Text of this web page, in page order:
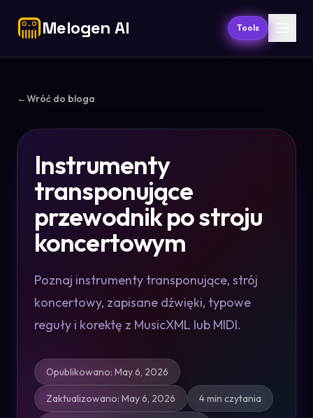
Melogen AI Tools
←Wróć do bloga
Instrumenty
transponujące
przewodnik po stroju
koncertowym
Poznaj instrumenty transponujące, strój
koncertowy, zapisane dźwięki, typowe
reguły i korektę z MusicXML lub MIDI.
Opublikowano: May 6, 2026
Zaktualizowano: May 6, 2026 4 min czytania